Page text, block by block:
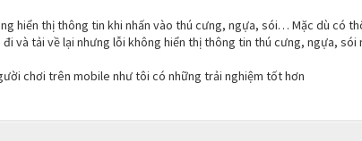
hiển thị thông tin khi nhấn vào thú cưng, ngựa, sói… Mặc dù có
và tải về lại nhưng lỗi không hiển thị thông tin thú cưng, ngựa, sói
chơi trên mobile như tôi có những trải nghiệm tốt hơn